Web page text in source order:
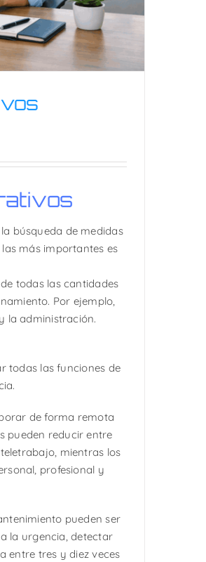
búsqueda de medidas
más importantes es
todas las cantidades
Por ejemplo,
la administración.
todas las funciones de
de forma remota
pueden reducir entre
mientras los
profesional y
pueden ser
la urgencia, detectar
entre tres y diez veces